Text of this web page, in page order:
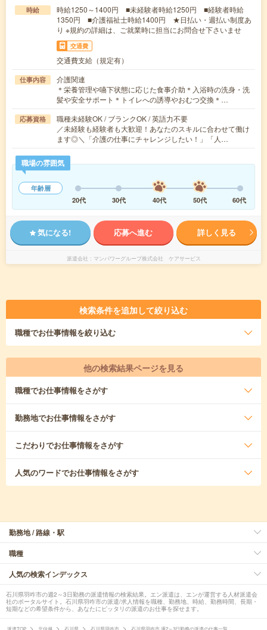
時給
時給1250～1400円 ■未経験者時給1250円 ■経験者時給
1350円 ■介護福祉士時給1400円 ★日払い・週払い制度あ
り ※規約の詳細は、ご就業時に担当にお問合せ下さいませ
交通費
交通費支給（規定有）
仕事内容
介護関連
＊栄養管理や嚥下状態に応じた食事介助＊入浴時の洗身・洗
髪や安全サポート＊トイレへの誘導やおむつ交換＊…
応募資格
職種未経験OK / ブランクOK / 英語力不要
／未経験も経験者も大歓迎！あなたのスキルに合わせて働け
ます◎＼「介護の仕事にチャレンジしたい！」「人…
職場の雰囲気
年齢層
20代
30代 40代 50代 60代
気になる! 応募へ進む 詳しく見る
派遣会社 マンパワーグループ株式会社 ケアサービス
検索条件を追加して絞り込む
職種でお仕事情報を絞り込む
他の検索結果ページを見る
職種でお仕事情報をさがす
勤務地でお仕事情報をさがす
こだわりでお仕事情報をさがす
人気のワードでお仕事情報をさがす
勤務地 / 路線・駅
職種
人気の検索インデックス
石川県羽咋市の週2～3日勤務の派遣情報の検索結果。エン派遣は、エンが運営する人材派遣会
社のポータルサイト。石川県羽咋市の派遣/求人情報を職種、勤務地、時給、勤務時間、長期・
短期などの希望条件から、あなたにピッタリの派遣のお仕事を探せます。